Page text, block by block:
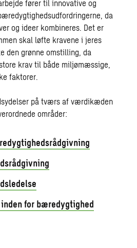
fører til innovative og
da
og ideer kombineres. Det er
skal løfte kravene i jeres
den grønne omstilling, da
krav til både miljømæssige,
faktorer.
på tværs af værdikæden
områder:
for bæredygtighed